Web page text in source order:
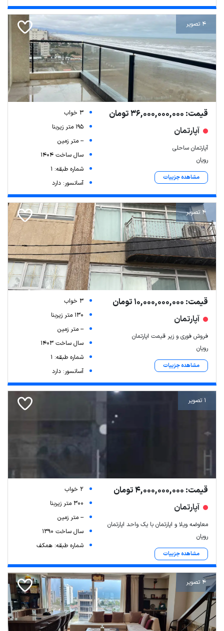
4 تصویر
قیمت: 36,000,000,000 تومان
آپارتمان
آپارتمان ساحلی
رویان
مشاهده جزییات
3 خواب
195 متر زیربنا
-- متر زمین
سال ساخت 1404
شماره طبقه: 1
آسانسور: دارد
4 تصویر
قیمت: 10,000,000,000 تومان
آپارتمان
فروش فوری و زیر قیمت اپارتمان
رویان
مشاهده جزییات
3 خواب
130 متر زیربنا
-- متر زمین
سال ساخت 1403
شماره طبقه: 1
آسانسور: دارد
1 تصویر
قیمت: 4,000,000,000 تومان
آپارتمان
معاوضه ویلا و اپارتمان با یک واحد اپارتمان
رویان
مشاهده جزییات
2 خواب
300 متر زیربنا
-- متر زمین
سال ساخت 1390
شماره طبقه: همکف
4 تصویر